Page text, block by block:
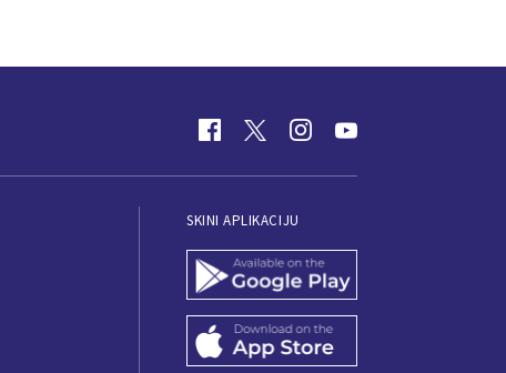
SKINI APLIKACIJU